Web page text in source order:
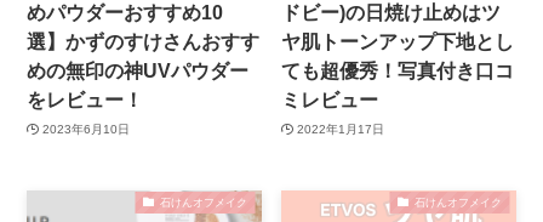
めパウダーおすすめ10
選】かずのすけさんおすす
めの無印の神UVパウダー
をレビュー！
2023年6月10日
ドビー)の日焼け止めはツ
ヤ肌トーンアップ下地とし
ても超優秀！写真付き口コ
ミレビュー
2022年1月17日
石けんオフメイク 石けんオフメイク